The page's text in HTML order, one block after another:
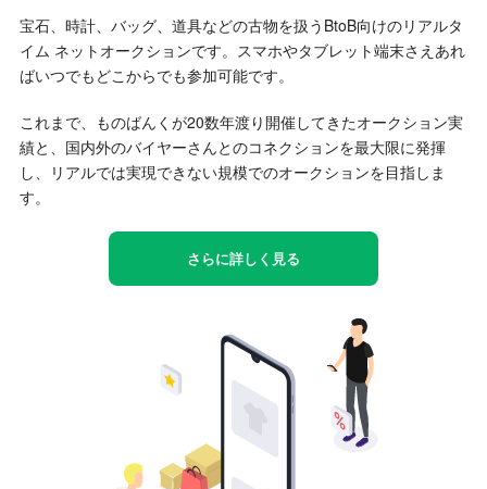
宝石、時計、バッグ、道具などの古物を扱うBtoB向けのリアルタ
イム ネットオークションです。スマホやタブレット端末さえあれ
ばいつでもどこからでも参加可能です。
これまで、ものばんくが20数年渡り開催してきたオークション実
績と、国内外のバイヤーさんとのコネクションを最大限に発揮
し、リアルでは実現できない規模でのオークションを目指しま
す。
さらに詳しく見る